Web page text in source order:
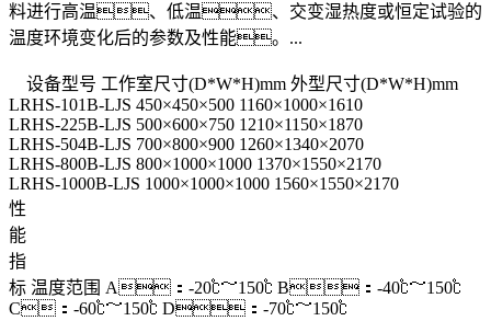
料进行高温、低温、交变湿热度或恒定试验的
温度环境变化后的参数及性能。...
设备型号 工作室尺寸(D*W*H)mm 外型尺寸(D*W*H)mm
LRHS-101B-LJS 450×450×500 1160×1000×1610
LRHS-225B-LJS 500×600×750 1210×1150×1870
LRHS-504B-LJS 700×800×900 1260×1340×2070
LRHS-800B-LJS 800×1000×1000 1370×1550×2170
LRHS-1000B-LJS 1000×1000×1000 1560×1550×2170
性
能
指
标 温度范围 A：-20℃～150℃ B：-40℃～150℃
C：-60℃～150℃ D：-70℃～150℃